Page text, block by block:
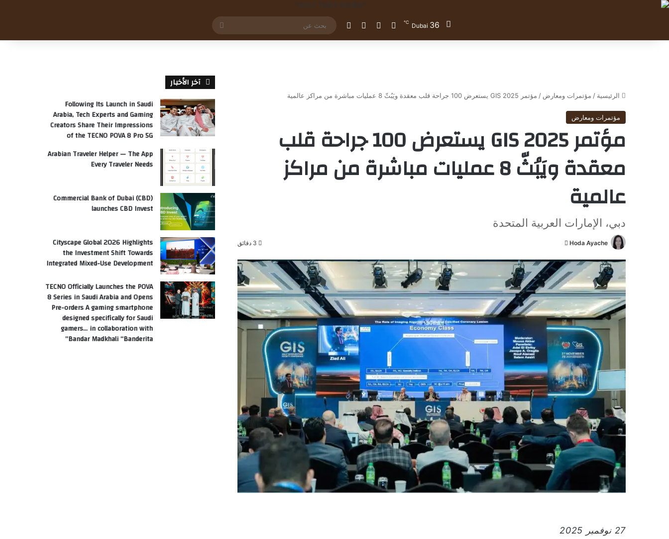
Dubai 36
℃ تسجيل الدخول
مقال عشوائي
إضافة عمود جانبي
الوضع المظلم
عن
الرئيسية / مؤتمرات ومعارض / مؤتمر GIS 2025 يستعرض 100 جراحة قلب معقدة ويَبُثّ 8 عمليات مباشرة من مراكز عالمية
مؤتمرات ومعارض
مؤتمر GIS 2025 يستعرض 100 جراحة قلب
معقدة ويَبُثّ 8 عمليات مباشرة من مراكز
عالمية
دبي، الإمارات العربية المتحدة
Hoda Ayache
س
ل
ب
ي
د
إ
ل
ك
ت
ر
ن
ي
27 نوفمبر 2025
آخر الأخبار
Following Its Launch in Saudi
Arabia, Tech Experts and Gaming
Creators Share Their Impressions
of the TECNO POVA 8 Pro 5G
Arabian Traveler Helper — The App
Every Traveler Needs
Commercial Bank of Dubai (CBD)
launches CBD Invest
Cityscape Global 2026 Highlights
the Investment Shift Towards
Integrated Mixed-Use Development
TECNO Officially Launches the POVA
8 Series in Saudi Arabia and Opens
Pre-orders A gaming smartphone
designed specifically for Saudi
gamers… in collaboration with
Bandar Madkhali “Banderita”